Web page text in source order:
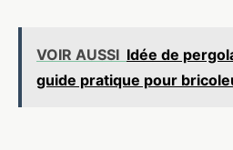
VOIR AUSSI Idée de
guide pratique pour